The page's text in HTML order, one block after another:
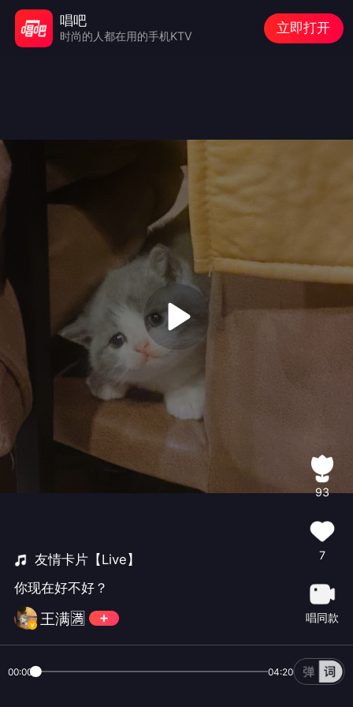
友情卡片【Live】
你现在好不好？
王满🈵️
93
7
唱同款
00:00 04:20
唱吧
时尚的人都在用的手机KTV
立即打开